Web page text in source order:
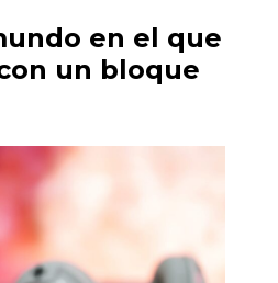
en el que
un bloque